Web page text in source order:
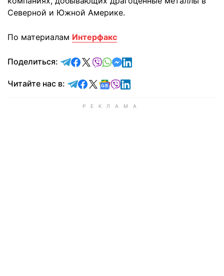
Северной и Южной Америке.
По материалам Интерфакс
Поделиться: отправить в Telegram
поделиться в Facebook
поделиться в X
отправить в Viber
отправить в Whatsapp
отправить в Messenger
отправить в LinkedIn
Читайте нас в: Читайте в Telegram
Читайте в Facebook
Читайте в X
Читайте в Google news
Читайте в Viber
Читайте в LinkedIn